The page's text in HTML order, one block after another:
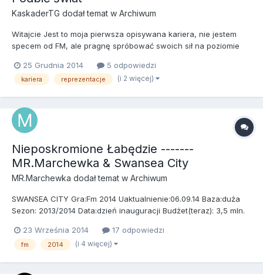
KaskaderTG dodał temat w Archiwum
Witajcie Jest to moja pierwsza opisywana kariera, nie jestem
specem od FM, ale pragnę spróbować swoich sił na poziomie
myślę, że jest motywujący i będzie zachęcał mnie do dalszej,
gdy mimo niepowodzeń. Ponadto nie spotkałem się z takim...
25 Grudnia 2014 5 odpowiedzi
kariera reprezentacje (i 2 więcej)
Nieposkromione Łabędzie -------
MR.Marchewka & Swansea City
MR.Marchewka dodał temat w Archiwum
SWANSEA CITY Gra:Fm 2014 Uaktualnienie:06.09.14 Baza:duża
Sezon: 2013/2014 Data:dzień inauguracji Budżet(teraz): 3,5 mln.
tą chwile pewniak w pierwszej "11" choć w planach jest
sprowadzenie transferowej "Bomby"...
23 Września 2014 17 odpowiedzi
fm 2014 (i 4 więcej)